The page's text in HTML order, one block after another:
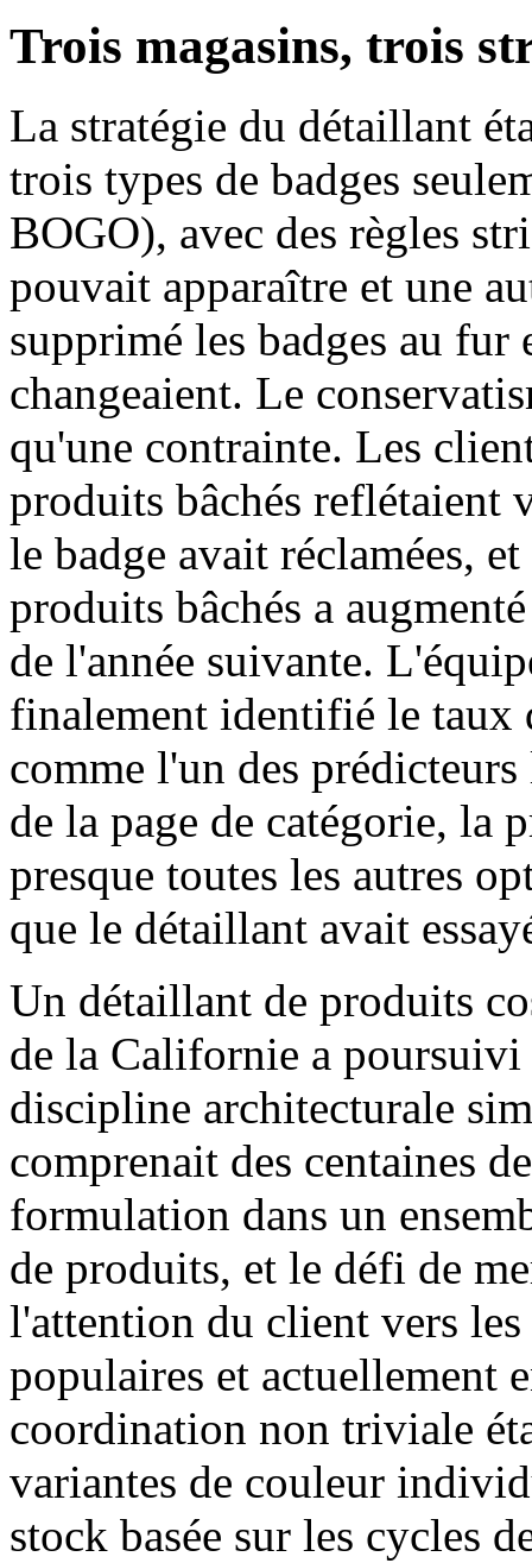
Trois magasins, trois
La stratégie du détaillant
trois types de badges
BOGO), avec des règles
pouvait apparaître et une
supprimé les badges au fur
changeaient. Le
qu'une contrainte. Les
produits bâchés reflétaient
le badge avait réclamées,
produits bâchés a
de l'année suivante.
finalement identifié le taux
comme l'un des
de la page de catégorie, la
presque toutes les autres
que le détaillant avait
Un détaillant de produits
de la Californie a poursuivi
discipline architecturale
comprenait des centaines
formulation dans un
de produits, et le défi de
l'attention du client vers
populaires et actuellement
coordination non triviale
variantes de couleur
stock basée sur les cycles